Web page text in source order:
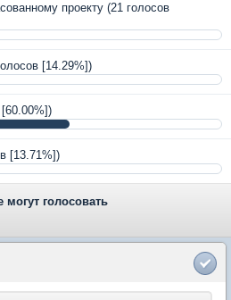
проекту (21 голосов
[14.29%])
[13.71%])
могут голосовать